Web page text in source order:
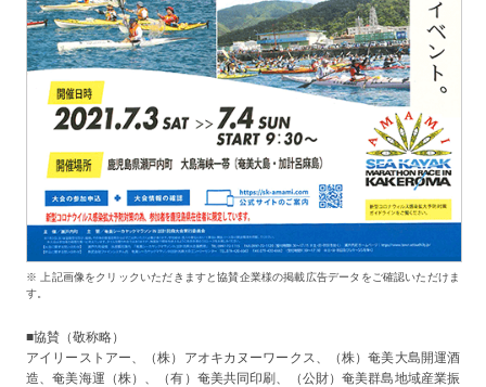
※ 上記画像をクリックいただきますと協賛企業様の掲載広告データをご確認いただけま
す。
■協賛（敬称略）
アイリーストアー、（株）アオキカヌーワークス、（株）奄美大島開運酒
造、奄美海運（株）、（有）奄美共同印刷、（公財）奄美群島地域産業振